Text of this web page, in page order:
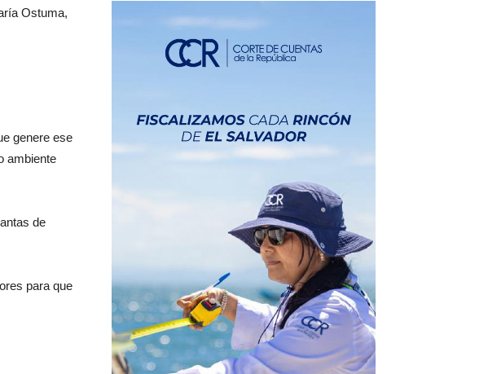
Ostuma,
genere ese
ambiente
de
para que